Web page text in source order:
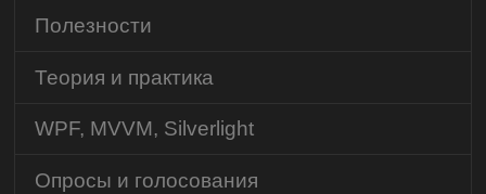
Полезности
Теория и практика
WPF, MVVM, Silverlight
Опросы и голосования